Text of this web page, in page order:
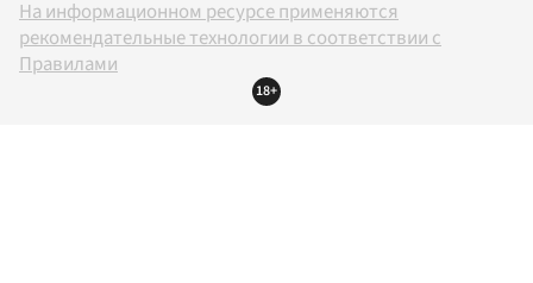
На информационном ресурсе применяются
рекомендательные технологии в соответствии с
Правилами
18+